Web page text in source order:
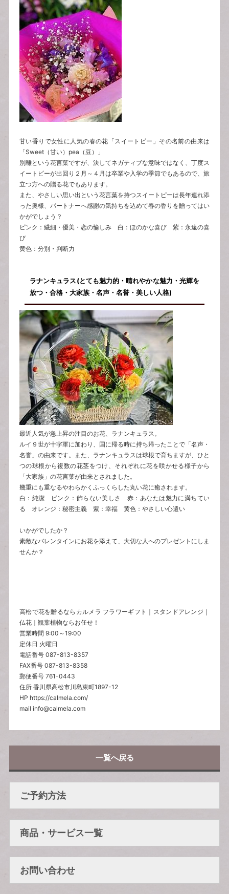
甘い香りで女性に人気の春の花「スイートピー」その名前の由来は
「Sweet（甘い）pea（豆）」
別離という花言葉ですが、決してネガティブな意味ではなく、丁度ス
イートピーが出回り２月～４月は卒業や入学の季節でもあるので、旅
立つ方への贈る花でもあります。
また、やさしい思い出という花言葉を持つスイートピーは長年連れ添
った奥様、パートナーへ感謝の気持ちを込めて春の香りを贈ってはい
かがでしょう？
ピンク：繊細・優美・恋の愉しみ 白：ほのかな喜び 紫：永遠の喜
び
黄色：分別・判断力
ラナンキュラス(とても魅力的・晴れやかな魅力・光輝を
放つ・合格・大家族・名声・名誉・美しい人格)
最近人気が急上昇の注目のお花、ラナンキュラス。
ルイ９世が十字軍に加わり、国に帰る時に持ち帰ったことで「名声・
名誉」の由来です。また、ラナンキュラスは球根で育ちますが、ひと
つの球根から複数の花茎をつけ、それぞれに花を咲かせる様子から
「大家族」の花言葉が由来とされました。
幾重にも重なるやわらかくふっくらした丸い花に癒されます。
白：純潔 ピンク：飾らない美しさ 赤：あなたは魅力に満ちてい
る オレンジ：秘密主義 紫：幸福 黄色：やさしい心遣い
いかがでしたか？
素敵なバレンタインにお花を添えて、大切な人へのプレゼントにしま
せんか？
高松で花を贈るならカルメラ フラワーギフト｜スタンドアレンジ｜
仏花｜観葉植物ならお任せ！
営業時間 9:00～19:00
定休日 火曜日
電話番号 087-813-8357
FAX番号 087-813-8358
郵便番号 761-0443
住所 香川県高松市川島東町1897-12
HP https://calmela.com/
mail info@calmela.com
一覧へ戻る
ご予約方法
商品・サービス一覧
お問い合わせ